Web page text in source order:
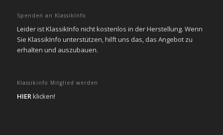
Spenden an KlassikInfo
Leider ist KlassikInfo nicht kostenlos in der Herstellung. Wenn
Sie KlassikInfo unterstützen, hilft uns das, das Angebot zu
erhalten und auszubauen.
Klassikinfo Mitglied werden
HIERklicken!